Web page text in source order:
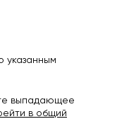
указанным
выпадающее
в общий